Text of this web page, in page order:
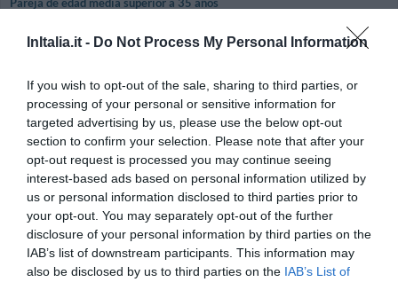
InItalia.it - Do Not Process My Personal Information
If you wish to opt-out of the sale, sharing to third parties, or
processing of your personal or sensitive information for
targeted advertising by us, please use the below opt-out
section to confirm your selection. Please note that after your
opt-out request is processed you may continue seeing
interest-based ads based on personal information utilized by
us or personal information disclosed to third parties prior to
your opt-out. You may separately opt-out of the further
disclosure of your personal information by third parties on the
IAB’s list of downstream participants. This information may
also be disclosed by us to third parties on the IAB’s List of
Dinamarca
Octubre 2011
Pareja de edad media superior a 35 años
FABULOSO
8.8/10
I suggest the hotel to make more clear that you depend on own car to go
to town. Sad that there is no restaurant in the hotel then we would have
stayed there all the time. The hotel in itself with pool and park is just
wonderful!
¿Volverías a este Hotel?
SI
detalles